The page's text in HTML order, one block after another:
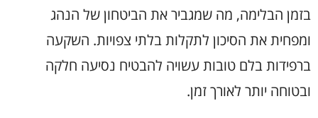
בזמן הבלימה, מה שמגביר את הביטחון של הנהג
ומפחית את הסיכון לתקלות בלתי צפויות. השקעה
ברפידות בלם טובות עשויה להבטיח נסיעה חלקה
ובטוחה יותר לאורך זמן.